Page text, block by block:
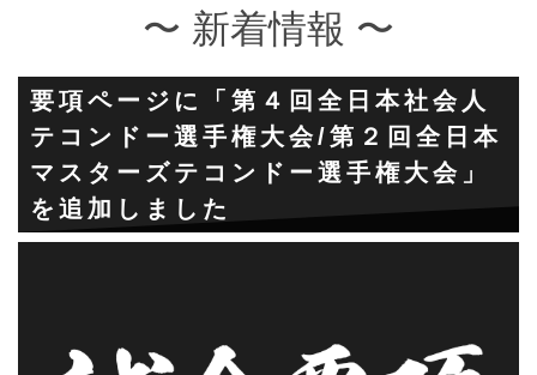
〜 新着情報 〜
要項ページに「第４回全日本社会人
テコンドー選手権大会/第２回全日本
マスターズテコンドー選手権大会」
を追加しました